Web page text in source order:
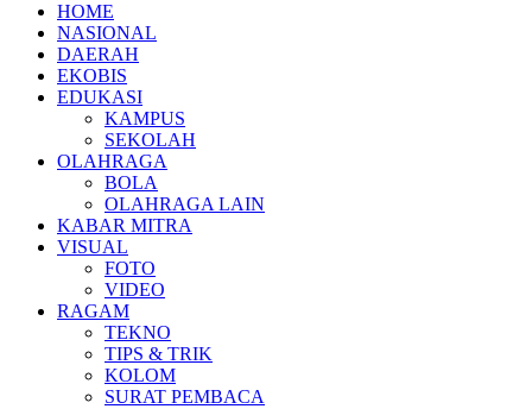
HOME
NASIONAL
DAERAH
EKOBIS
EDUKASI
KAMPUS
SEKOLAH
OLAHRAGA
BOLA
OLAHRAGA LAIN
KABAR MITRA
VISUAL
FOTO
VIDEO
RAGAM
TEKNO
TIPS & TRIK
KOLOM
SURAT PEMBACA